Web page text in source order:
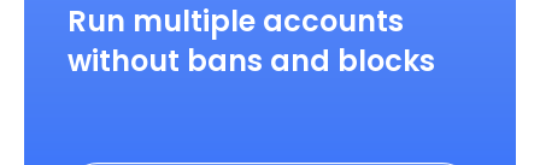
Run multiple accounts
without bans and blocks